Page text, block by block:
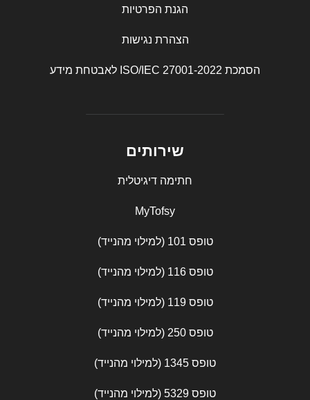
הגנת הפרטיות
הצהרת נגישות
הסמכת ISO/IEC 27001-2022 לאבטחת מידע
שירותים
חתימה דיגיטלית
MyTofsy
טופס 101 (למילוי מהנייד)
טופס 116 (למילוי מהנייד)
טופס 119 (למילוי מהנייד)
טופס 250 (למילוי מהנייד)
טופס 1345 (למילוי מהנייד)
טופס 5329 (למילוי מהנייד)